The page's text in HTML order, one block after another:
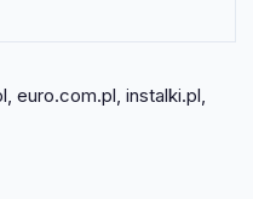
laptopom z RTX
euro.com.pl, instalki.pl,